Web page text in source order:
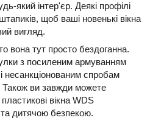
який інтер'єр. Деякі профілі
щоб ваші новенькі вікна
вигляд.
вона тут просто бездоганна.
з посиленим армуванням
несанкціонованим спробам
Також ви завжди можете
вікна WDS
дитячою безпекою.